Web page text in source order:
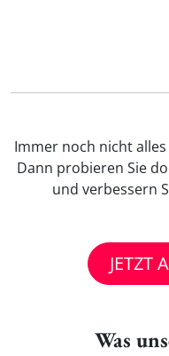
Immer noch nicht
Dann probieren Sie
und verbessern
JETZT
Was